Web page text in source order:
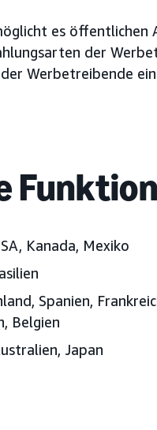
es
der
Werbetreibende
Kanada, Mexiko
Spanien,
Belgien
Japan